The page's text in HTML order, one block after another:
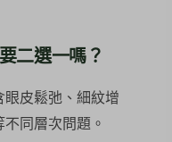
二選一嗎？
皮鬆弛、細紋增
同層次問題。